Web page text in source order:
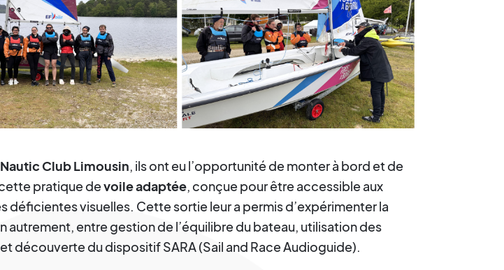
Nautic Club Limousin , ils ont eu l’opportunité de monter à bord et de
cette pratique devoile adaptée , conçue pour être accessible aux
déficientes visuelles. Cette sortie leur a permis d’expérimenter la
autrement, entre gestion de l’équilibre du bateau, utilisation des
découverte du dispositif SARA (Sail and Race Audioguide).